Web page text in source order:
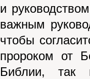
и
важным
чтобы
пророком от
Библии, так